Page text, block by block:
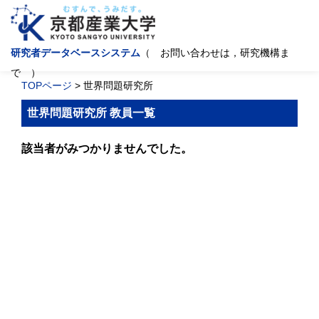
研究者データベースシステム （ お問い合わせは，研究機構ま
で ）
TOPページ > 世界問題研究所
世界問題研究所 教員一覧
該当者がみつかりませんでした。